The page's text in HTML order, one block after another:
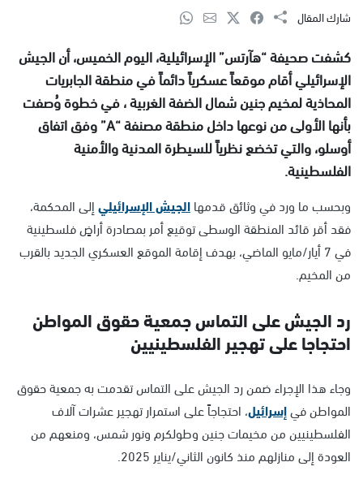
شارك المقال
كشفت صحيفة “هآرتس” الإسرائيلية، اليوم الخميس، أن الجيش
الإسرائيلي أقام موقعاً عسكرياً دائماً في منطقة الجابريات
المحاذية لمخيم جنين شمال الضفة الغربية ، في خطوة وُصفت
بأنها الأولى من نوعها داخل منطقة مصنفة “A” وفق اتفاق
أوسلو، والتي تخضع نظرياً للسيطرة المدنية والأمنية
الفلسطينية.
وبحسب ما ورد في وثائق قدمهاالجيش الإسرائيليإلى المحكمة،
فقد أقر قائد المنطقة الوسطى توقيع أمر بمصادرة أراضٍ فلسطينية
في 7 أيار/مايو الماضي، بهدف إقامة الموقع العسكري الجديد بالقرب
من المخيم.
رد الجيش على التماس جمعية حقوق المواطن
احتجاجا على تهجير الفلسطينيين
وجاء هذا الإجراء ضمن رد الجيش على التماس تقدمت به جمعية حقوق
المواطن فيإسرائيل، احتجاجاً على استمرار تهجير عشرات آلاف
الفلسطينيين من مخيمات جنين وطولكرم ونور شمس، ومنعهم من
العودة إلى منازلهم منذ كانون الثاني/يناير 2025.